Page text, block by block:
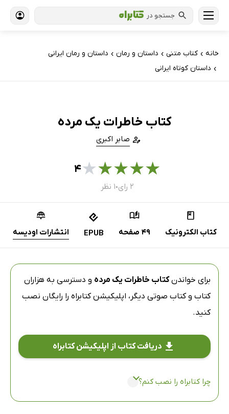
جستجو در
خانه › کتاب‌ متنی › داستان و رمان › داستان و رمان ایرانی
› داستان کوتاه ایرانی
کتاب خاطرات یک مرده
صابر اکبری
★
★
★
★
★۴
۲ رای ● ۱ نظر
کتاب الکترونیک 49 صفحه EPUB انتشارات اودیسه
برای خواندنکتاب خاطرات یک مرده و دسترسی به هزاران
کتاب و کتاب صوتی دیگر، اپلیکیشن کتابراه را رایگان نصب
کنید.
دریافت کتاب از اپلیکیشن کتابراه
چرا کتابراه را نصب کنم؟